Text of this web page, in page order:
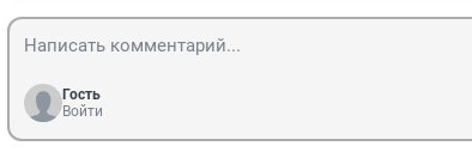
Гость
Войти